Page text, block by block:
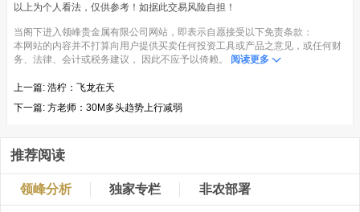
以上为个人看法，仅供参考！如据此交易风险自担！
当阁下进入领峰贵金属有限公司网站，即表示自愿接受以下免责条款：
本网站的内容并不打算向用户提供买卖任何投资工具或产品之意见，或任何财
务、法律、会计或税务建议， 因此不应予以倚赖。
阅读更多
上一篇: 浩柠：飞龙在天
下一篇: 方老师：30M多头趋势上行减弱
推荐阅读
领峰分析 独家专栏 非农部署